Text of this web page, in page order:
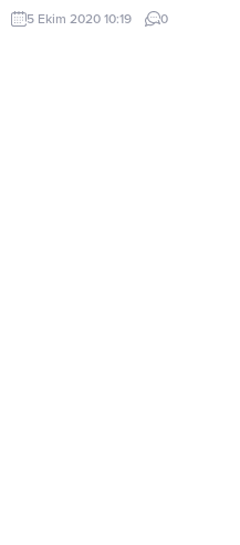
farklı bir işleyişe sahiptir. Peki likit
fon nedir ve B tipi likit fon getirisi
5 Ekim 2020 10:19 0